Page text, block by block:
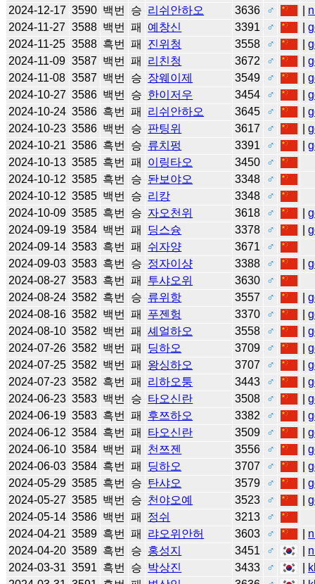
2024-12-17 3590 백번 승 리쉬안하오 3636 ♂
2024-11-27 3588 백번 패 예창신 3391 ♂ |
2024-11-25 3588 흑번 패 진위청 3558 ♂ |
2024-11-09 3587 백번 패 리친청 3672 ♂ |
2024-11-08 3587 백번 승 장웨이제 3549 ♂ |
2024-10-27 3586 백번 승 한이저우 3454 ♂ |
2024-10-24 3586 흑번 패 리쉬안하오 3645 ♂ |
2024-10-23 3586 백번 승 판팅위 3617 ♂ |
2024-10-21 3586 흑번 승 류치펑 3391 ♂ |
2024-10-13 3585 흑번 패 이링타오 3450
♂
2024-10-12 3585 흑번 승 돤보야오 3348
♂
2024-10-12 3585 백번 승 리캉 3348
♂
2024-10-09 3585 흑번 승 자오천위 3618 ♂ |
2024-09-19 3584 백번 패 딩스슝 3378 ♂ |
2024-09-14 3583 흑번 패 쉬자양 3671
♂
2024-09-03 3583 흑번 승 정자이샹 3388 ♂ |
2024-08-27 3583 흑번 패 투샤오위 3630
♂
2024-08-24 3582 흑번 승 류위항 3557 ♂ |
2024-08-16 3582 백번 패 푸젠헝 3370 ♂ |
2024-08-10 3582 백번 패 셰얼하오 3558 ♂ |
2024-07-26 3582 백번 패 딩하오 3709 ♂ |
2024-07-25 3582 백번 패 왕싱하오 3707 ♂ |
2024-07-23 3582 흑번 패 리하오퉁 3443 ♂ |
2024-06-23 3583 백번 승 타오신란 3508 ♂ |
2024-06-19 3583 흑번 패 후쯔하오 3382 ♂ |
2024-06-12 3584 흑번 패 타오신란 3509 ♂ |
2024-06-10 3584 백번 패 천쯔젠 3556 ♂ |
2024-06-03 3584 흑번 패 딩하오 3707 ♂ |
2024-05-29 3585 흑번 승 탄샤오 3579 ♂ |
2024-05-27 3585 백번 승 천야오예 3523 ♂ |
2024-05-14 3586 백번 패 정쉬 3213
♂
2024-04-21 3589 흑번 패 랴오위안허 3603 ♂
2024-04-20 3589 흑번 승 홍성지 3451 ♂
2024-03-31 3591 흑번 승 박상진 3433 ♂